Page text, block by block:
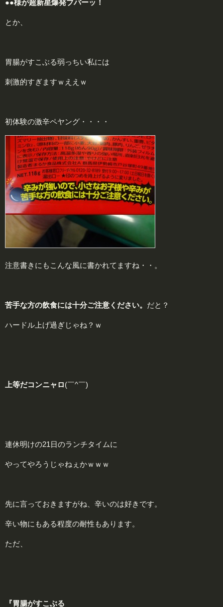
●●様が超新星爆発ブバーッ！
とか、
胃腸がすこぶる弱っちい私には
刺激的すぎますｗええｗ
初体験の激辛ペヤング・・・・
注意書きにもこんな風に書かれてますね・・。
苦手な方の飲食には十分ご注意ください。 だと？
ハードル上げ過ぎじゃね？ｗ
上等だコンニャロ(￣^￣)
連休明けの21日のランチタイムに
やってやろうじゃねぇかｗｗｗ
先に言っておきますがね、辛いのは好きです。
辛い物にもある程度の耐性もあります。
ただ、
『胃腸がすこぶる